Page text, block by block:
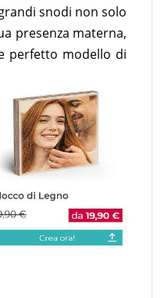
snodi non solo
presenza materna,
perfetto modello di